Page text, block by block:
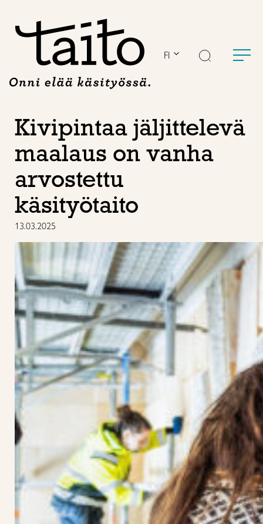
FI
Kivipintaa jäljittelevä
maalaus on vanha
arvostettu
käsityötaito
13.03.2025